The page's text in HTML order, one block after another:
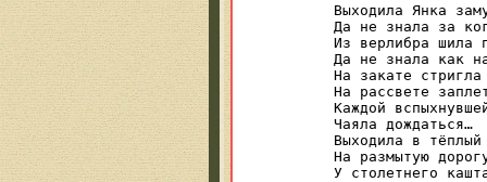
Выходила Янка
Да не знала за
Из верлибра шила
Да не знала как
На закате стригла
На рассвете
Каждой
Чаяла дождаться…
Выходила в тёплый
На размытую
У столетнего